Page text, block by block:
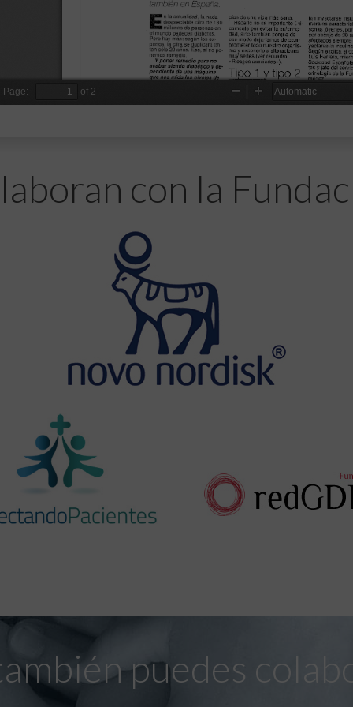
con la
puedes